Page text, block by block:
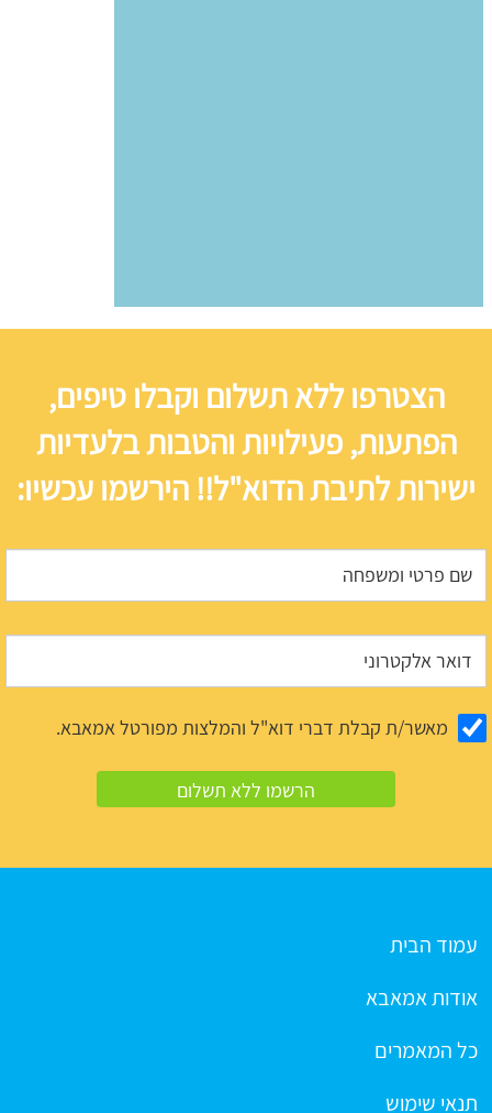
הצטרפו ללא תשלום וקבלו טיפים,
הפתעות, פעילויות והטבות בלעדיות
ישירות לתיבת הדוא"ל!! הירשמו עכשיו:
מאשר/ת קבלת דברי דוא"ל והמלצות מפורטל אמאבא.
עמוד הבית
אודות אמאבא
כל המאמרים
תנאי שימוש